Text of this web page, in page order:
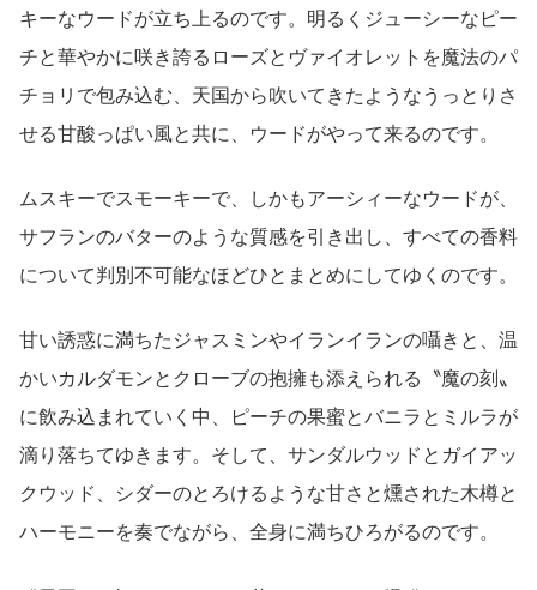
キーなウードが立ち上るのです。明るくジューシーなピー
チと華やかに咲き誇るローズとヴァイオレットを魔法のパ
チョリで包み込む、天国から吹いてきたようなうっとりさ
せる甘酸っぱい風と共に、ウードがやって来るのです。
ムスキーでスモーキーで、しかもアーシィーなウードが、
サフランのバターのような質感を引き出し、すべての香料
について判別不可能なほどひとまとめにしてゆくのです。
甘い誘惑に満ちたジャスミンやイランイランの囁きと、温
かいカルダモンとクローブの抱擁も添えられる〝魔の刻〟
に飲み込まれていく中、ピーチの果蜜とバニラとミルラが
滴り落ちてゆきます。そして、サンダルウッドとガイアッ
クウッド、シダーのとろけるような甘さと燻された木樽と
ハーモニーを奏でながら、全身に満ちひろがるのです。